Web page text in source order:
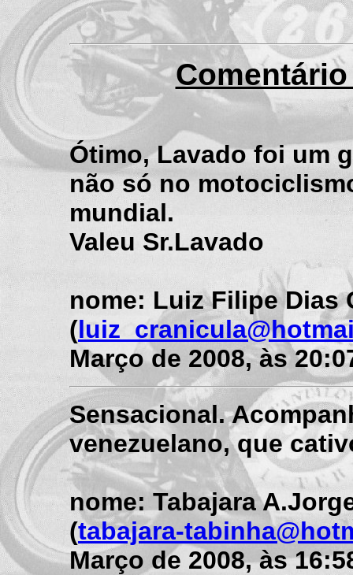
Ótimo, Lavado foi um
não só no
mundial.
Valeu Sr.Lavado
nome: Luiz Filipe Dias
(
Março de 2008, às
Sensacional.
venezuelano, que
nome: Tabajara
(tabajara-
Março de 2008, às